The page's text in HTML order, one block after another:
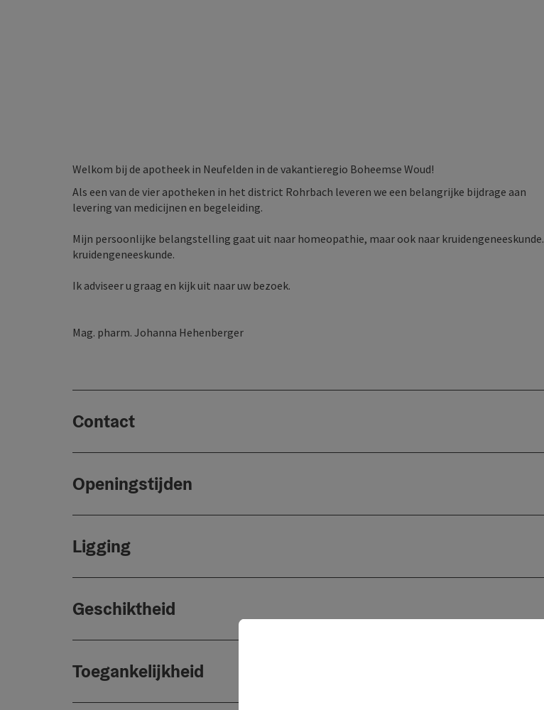
Welkom bij de apotheek in Neufelden in de vakantieregio Boheemse Woud!
Als een van de vier apotheken in het district Rohrbach leveren we een belangrijke bijdrage aan
levering van medicijnen en begeleiding.
Mijn persoonlijke belangstelling gaat uit naar homeopathie, maar ook naar kruidengeneeskunde.
kruidengeneeskunde.
Ik adviseer u graag en kijk uit naar uw bezoek.
Mag. pharm. Johanna Hehenberger
Contact
Openingstijden
Ligging
Geschiktheid
Toegankelijkheid